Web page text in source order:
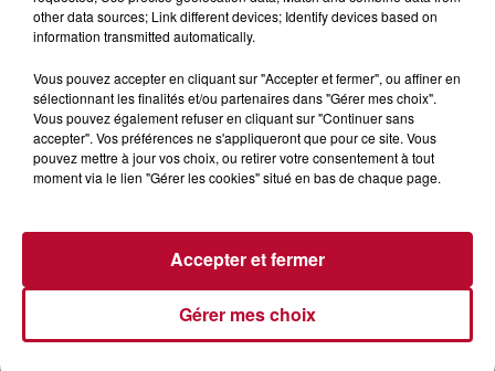
FÊTE DE LA POLYNÉSIE À VILLEVEYRAC
other data sources; Link different devices; Identify devices based on
information transmitted automatically.
Vous pouvez accepter en cliquant sur "Accepter et fermer", ou affiner en
sélectionnant les finalités et/ou partenaires dans "Gérer mes choix".
Vous pouvez également refuser en cliquant sur "Continuer sans
accepter". Vos préférences ne s'appliqueront que pour ce site. Vous
pouvez mettre à jour vos choix, ou retirer votre consentement à tout
moment via le lien "Gérer les cookies" situé en bas de chaque page.
Gérer mes choix
Accepter et fermer